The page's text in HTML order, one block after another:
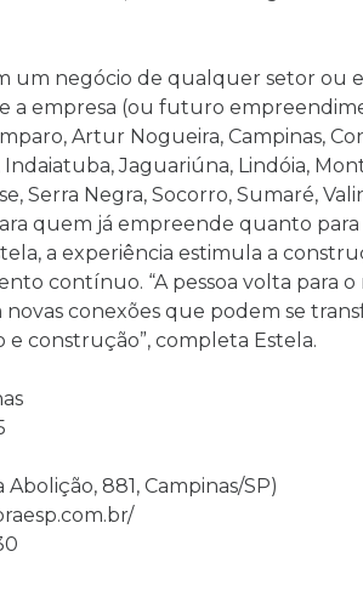
um negócio de qualquer setor ou
a empresa (ou futuro
Artur Nogueira, Campinas,
Jaguariúna, Lindóia,
Serra Negra, Socorro, Sumaré,
quem já empreende quanto
a experiência estimula a
contínuo. “A pessoa volta para
novas conexões que podem se
construção”, completa Estela.
881, Campinas/SP)